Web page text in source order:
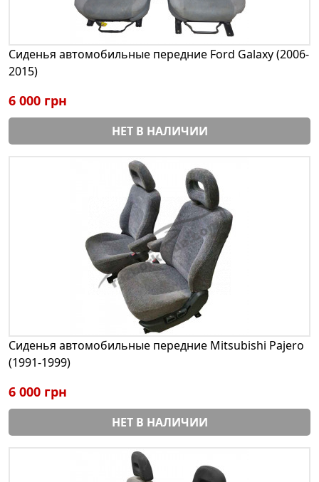
Сиденья автомобильные передние Ford Galaxy (2006-
2015)
6 000 грн
НЕТ В НАЛИЧИИ
Сиденья автомобильные передние Mitsubishi Pajero
(1991-1999)
6 000 грн
НЕТ В НАЛИЧИИ